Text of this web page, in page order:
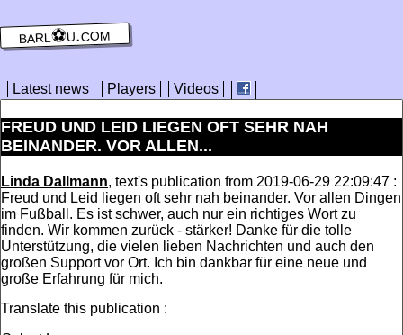
barl⚽️u.com
Latest news Players Videos
FREUD UND LEID LIEGEN OFT SEHR NAH
BEINANDER. VOR ALLEN...
Linda Dallmann, text's publication from 2019-06-29 22:09:47 :
Freud und Leid liegen oft sehr nah beinander. Vor allen Dingen
im Fußball. Es ist schwer, auch nur ein richtiges Wort zu
finden. Wir kommen zurück - stärker! Danke für die tolle
Unterstützung, die vielen lieben Nachrichten und auch den
großen Support vor Ort. Ich bin dankbar für eine neue und
große Erfahrung für mich.
Translate this publication :